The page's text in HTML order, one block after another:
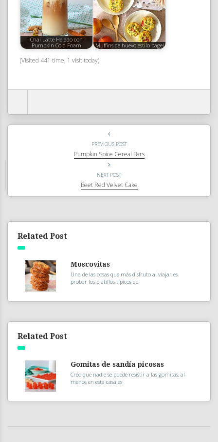
Chai Latte Helado con
Pumpkin Cold Foam
Muffins de huevo estilo bagel
(Visited 441 time, 1 visit today)
PREVIOUS POST
Pumpkin Spice Cereal Bars
NEXT POST
Beet Red Velvet Cake
Related Post
Moscovitas
Una de las cosas que más disfruto al viajar es
probar los platillos típicos de
Related Post
Gomitas de sandía picosas
Creo que nadie se puede resistir a las gomitas, al
menos en esta casa es